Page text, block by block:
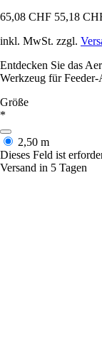
65,08 CHF 55,18
inkl. MwSt. zzgl.
Entdecken Sie das
Werkzeug für
Größe
*
2,50 m
Dieses Feld ist
Versand in 5 Tagen